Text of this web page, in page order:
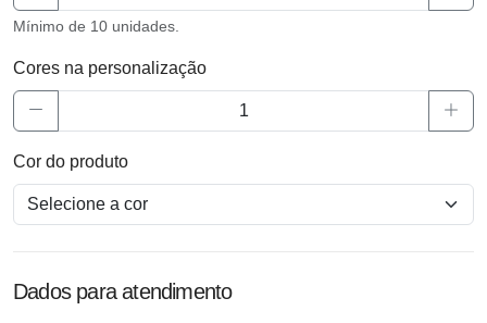
Mínimo de 10 unidades.
Cores na personalização
Cor do produto
Dados para atendimento